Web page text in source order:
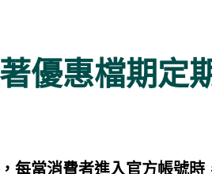
優惠檔期定
每當消費者進入官方帳號時